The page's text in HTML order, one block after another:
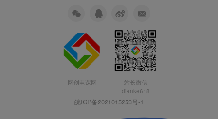
网创电课网
站长微信
dianke618
皖ICP备2021015253号-1